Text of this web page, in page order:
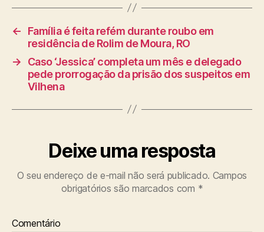
←
Família é feita refém durante roubo em
residência de Rolim de Moura, RO
→
Caso ‘Jessica’ completa um mês e delegado
pede prorrogação da prisão dos suspeitos em
Vilhena
Deixe uma resposta
O seu endereço de e-mail não será publicado. Campos
obrigatórios são marcados com *
Comentário